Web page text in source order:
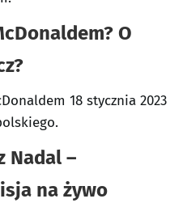
O
18 stycznia 2023
Nadal –
na żywo